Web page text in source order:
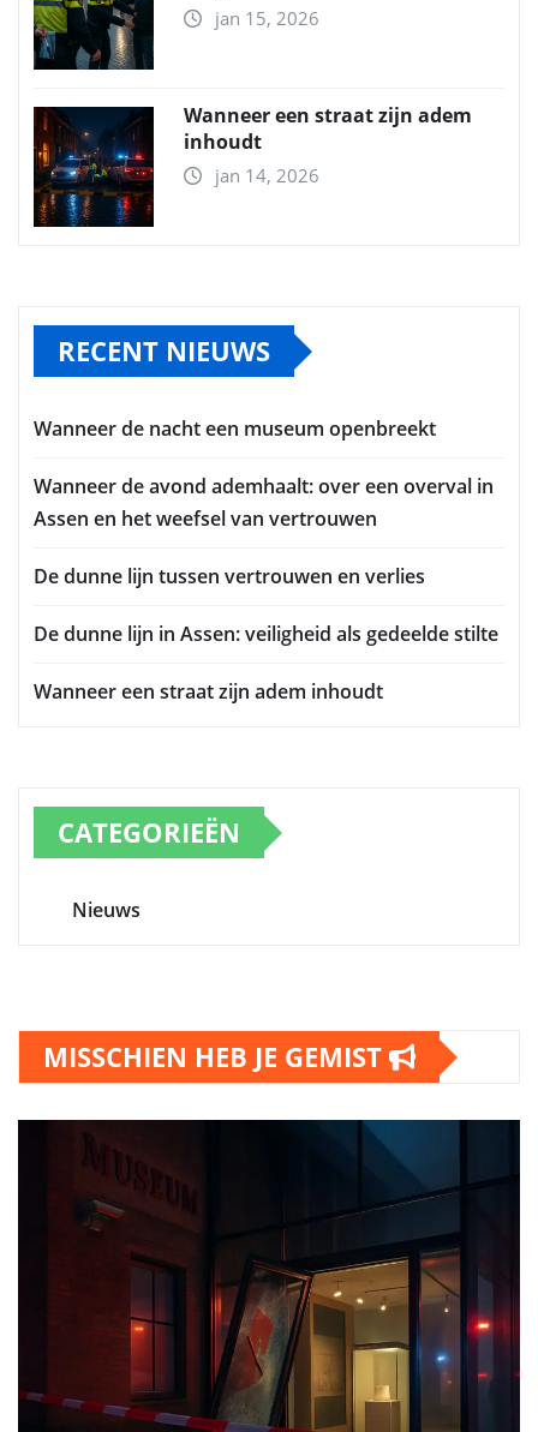
jan 15, 2026
Wanneer een straat zijn adem
inhoudt
jan 14, 2026
RECENT NIEUWS
Wanneer de nacht een museum openbreekt
Wanneer de avond ademhaalt: over een overval in
Assen en het weefsel van vertrouwen
De dunne lijn tussen vertrouwen en verlies
De dunne lijn in Assen: veiligheid als gedeelde stilte
Wanneer een straat zijn adem inhoudt
CATEGORIEËN
Nieuws
MISSCHIEN HEB JE GEMIST